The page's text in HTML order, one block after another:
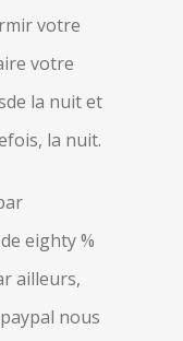
votre
votre
la nuit et
la nuit.
eighty %
ailleurs,
nous